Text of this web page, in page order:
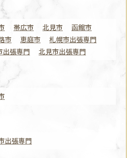
帯広市 北見市
函館市
市 恵庭市
札幌市出張専門
出張専門 北見市出張専門
出張専門